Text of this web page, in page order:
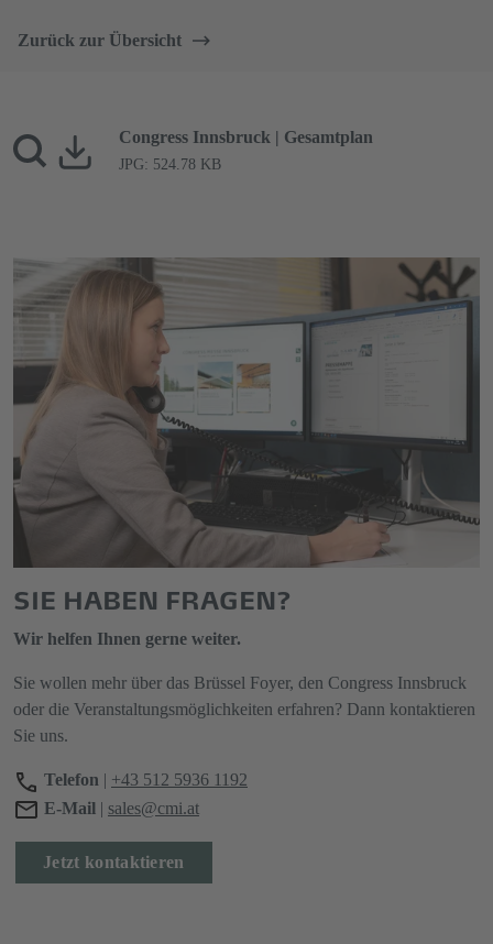
Zurück zur Übersicht
Congress Innsbruck | Gesamtplan
JPG: 524.78 KB
SIE HABEN FRAGEN?
Wir helfen Ihnen gerne weiter.
Sie wollen mehr über das Brüssel Foyer, den Congress Innsbruck
oder die Veranstaltungsmöglichkeiten erfahren? Dann kontaktieren
Sie uns.
Telefon | +43 512 5936 1192
E-Mail | sales@cmi.at
Jetzt kontaktieren